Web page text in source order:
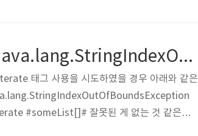
iBatis list parameter 로 iterate 구성 시 java.lang.StringIndexOutOfBoundsException
태그 사용을 시도하였을 경우 아래와 같은
#someList[]# 잘못된 게 없는 것 같은데,
전달해주면 문제 없이 작동한다. queryForList